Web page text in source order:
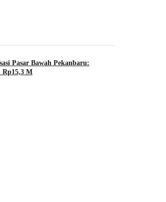
Pasar Bawah Pekanbaru:
Rp15,3 M